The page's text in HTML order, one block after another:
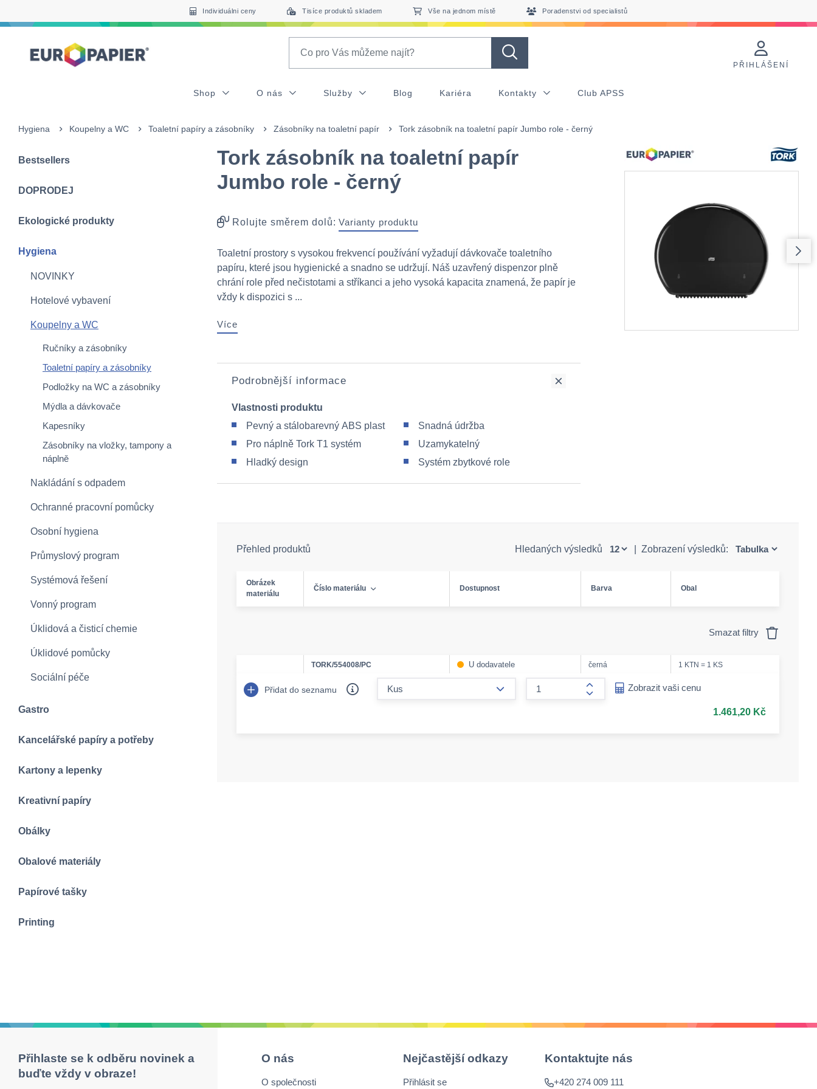
Individuálni ceny Tisíce produktů skladem Vše na jednom místě Poradenstvi od specialistů
PŘIHLÁŠENÍ
Shop O nás Služby Blog Kariéra Kontakty Club APSS
Hygiena Koupelny a WC Toaletní papíry a zásobníky Zásobníky na toaletní papír Tork zásobník na toaletní papír Jumbo role - černý
Bestsellers
DOPRODEJ
Ekologické produkty
Hygiena
NOVINKY
Hotelové vybavení
Koupelny a WC
Ručníky a zásobníky
Toaletní papíry a zásobníky
Podložky na WC a zásobníky
Mýdla a dávkovače
Kapesníky
Zásobníky na vložky, tampony a
náplně
Nakládání s odpadem
Ochranné pracovní pomůcky
Osobní hygiena
Průmyslový program
Systémová řešení
Vonný program
Úklidová a čisticí chemie
Úklidové pomůcky
Sociální péče
Gastro
Kancelářské papíry a potřeby
Kartony a lepenky
Kreativní papíry
Obálky
Obalové materiály
Papírové tašky
Printing
Tork zásobník na toaletní papír
Jumbo role - černý
Rolujte směrem dolů: Varianty produktu
Toaletní prostory s vysokou frekvencí používání vyžadují dávkovače toaletního
papíru, které jsou hygienické a snadno se udržují. Náš uzavřený dispenzor plně
chrání role před nečistotami a stříkanci a jeho vysoká kapacita znamená, že papír je
vždy k dispozici s ...
Více
Podrobnější informace
Vlastnosti produktu
Pevný a stálobarevný ABS plast
Pro náplně Tork T1 systém
Hladký design
Snadná údržba
Uzamykatelný
Systém zbytkové role
Přehled produktů Hledaných výsledků Zobrazení výsledků:
Obrázek
materiálu
Číslo materiálu Dostupnost Barva Obal
Smazat filtry
TORK/554008/PC U dodavatele černá 1 KTN = 1 KS
Přidat do seznamu
form.increase-amount
Zobrazit vaši cenu
1.461,20 Kč
Přihlaste se k odběru novinek a
buďte vždy v obraze!
O nás
O společnosti
Nejčastější odkazy
Přihlásit se
Kontaktujte nás
+420 274 009 111